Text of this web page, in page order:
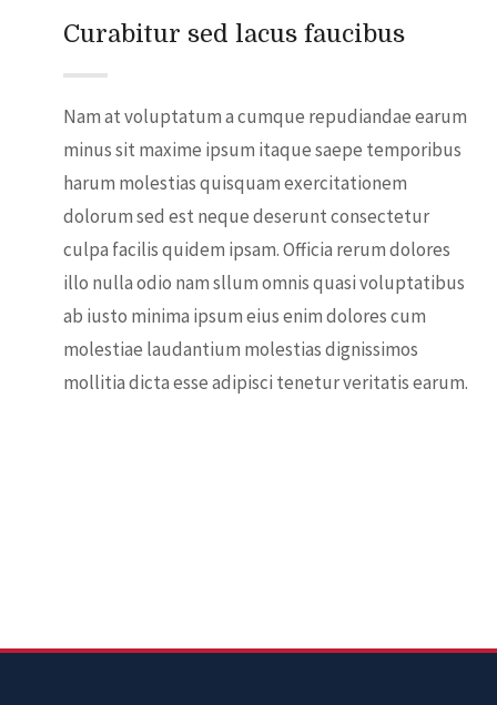
Curabitur sed lacus faucibus
Nam at voluptatum a cumque repudiandae earum
minus sit maxime ipsum itaque saepe temporibus
harum molestias quisquam exercitationem
dolorum sed est neque deserunt consectetur
culpa facilis quidem ipsam. Officia rerum dolores
illo nulla odio nam sllum omnis quasi voluptatibus
ab iusto minima ipsum eius enim dolores cum
molestiae laudantium molestias dignissimos
mollitia dicta esse adipisci tenetur veritatis earum.